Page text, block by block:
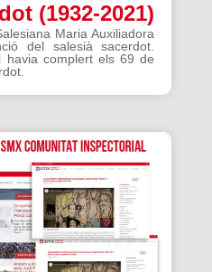
(1932-2021)
Maria Auxiliadora
del salesià sacerdot.
havia complert els 69 de